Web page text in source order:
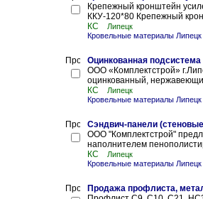
Крепежный кронштейн
ККУ-120*80 Крепежный
КС
Липецк
Кровельные материалы Липецк
Оцинкованная
ООО «Комплектстрой»
оцинкованный,
КС
Липецк
Кровельные материалы Липецк
Сэндвич-панели
ООО "Комплектстрой"
наполнителем
КС
Липецк
Кровельные материалы Липецк
Продажа профлиста,